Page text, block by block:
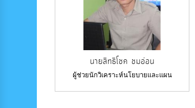
นายสิทธิโชค ชมอ่อน
ผู้ช่วยนักวิเคราะห์นโยบายและแผน